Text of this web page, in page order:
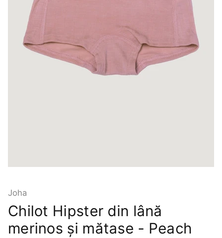
Joha
Chilot Hipster din lână
merinos și mătase - Peach